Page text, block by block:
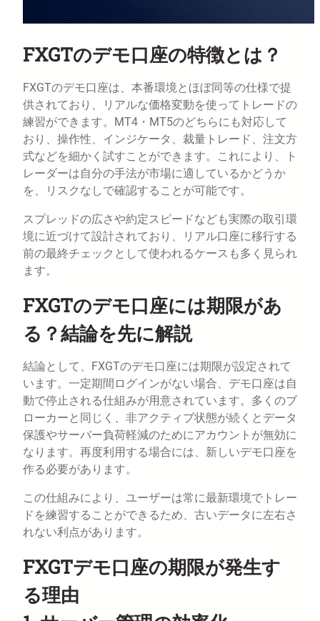
FXGTのデモ口座の特徴とは？
FXGTのデモ口座は、本番環境とほぼ同等の仕様で提
供されており、リアルな価格変動を使ってトレードの
練習ができます。MT4・MT5のどちらにも対応して
おり、操作性、インジケータ、裁量トレード、注文方
式などを細かく試すことができます。これにより、ト
レーダーは自分の手法が市場に適しているかどうか
を、リスクなしで確認することが可能です。
スプレッドの広さや約定スピードなども実際の取引環
境に近づけて設計されており、リアル口座に移行する
前の最終チェックとして使われるケースも多く見られ
ます。
FXGTのデモ口座には期限があ
る？結論を先に解説
結論として、FXGTのデモ口座には期限が設定されて
います。一定期間ログインがない場合、デモ口座は自
動で停止される仕組みが用意されています。多くのブ
ローカーと同じく、非アクティブ状態が続くとデータ
保護やサーバー負荷軽減のためにアカウントが無効に
なります。再度利用する場合には、新しいデモ口座を
作る必要があります。
この仕組みにより、ユーザーは常に最新環境でトレー
ドを練習することができるため、古いデータに左右さ
れない利点があります。
FXGTデモ口座の期限が発生す
る理由